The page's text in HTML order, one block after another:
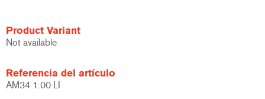
Product Variant
Not available
Referencia del artículo
AM34 1.00 LI